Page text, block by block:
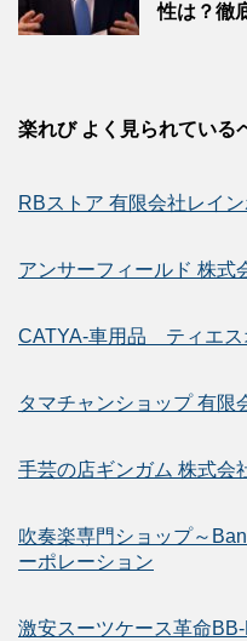
性は？徹
楽れび よく見られている
RBストア 有限会社レイ
アンサーフィールド 株式
CATYA-車用品 ティエス
タマチャンショップ 有限
手芸の店ギンガム 株式会
吹奏楽専門ショップ～
ーポレーション
激安スーツケース革命